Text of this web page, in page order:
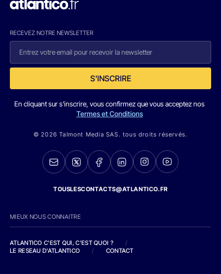
RECEVEZ NOTRE NEWSLETTER
S'INSCRIRE
En cliquant sur s'inscrire, vous confirmez que vous acceptez nos
Termes et Conditions
© 2026 Talmont Media SAS. tous droits réservés.
TOUSLESCONTACTS@ATLANTICO.FR
MIEUX NOUS CONNAITRE
ATLANTICO C'EST QUI, C'EST QUOI ?
/
LE RESEAU D'ATLANTICO
/ CONTACT